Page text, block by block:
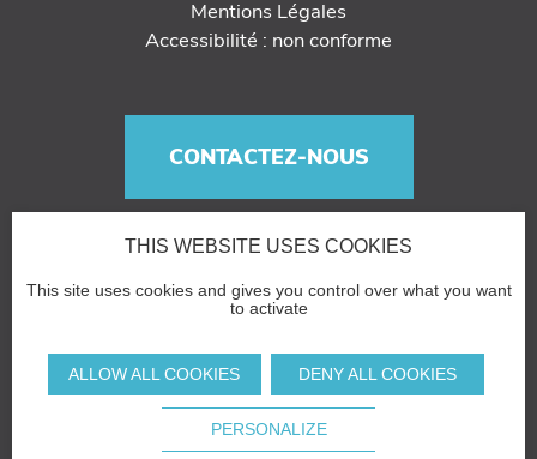
Mentions Légales
Accessibilité : non conforme
CONTACTEZ-NOUS
THIS WEBSITE USES COOKIES
This site uses cookies and gives you control over what you want
to activate
ALLOW ALL COOKIES DENY ALL COOKIES
PERSONALIZE